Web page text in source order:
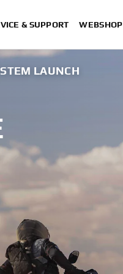
& SUPPORT WEBSHOP
LAUNCH